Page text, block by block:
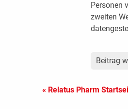
Personen
zweiten
Beitrag
« Relatus Pharm